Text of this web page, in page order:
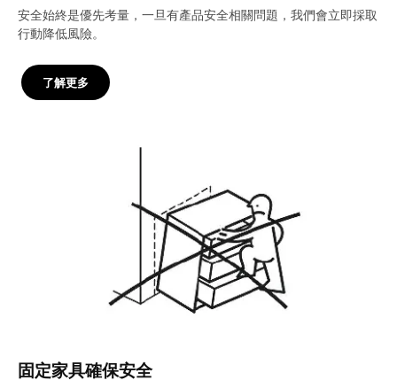
安全始終是優先考量，一旦有產品安全相關問題，我們會立即採取
行動降低風險。
了解更多
固定家具確保安全